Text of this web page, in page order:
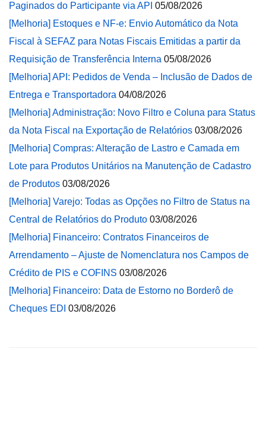
Paginados do Participante via API 05/08/2026
[Melhoria] Estoques e NF-e: Envio Automático da Nota
Fiscal à SEFAZ para Notas Fiscais Emitidas a partir da
Requisição de Transferência Interna 05/08/2026
[Melhoria] API: Pedidos de Venda – Inclusão de Dados de
Entrega e Transportadora 04/08/2026
[Melhoria] Administração: Novo Filtro e Coluna para Status
da Nota Fiscal na Exportação de Relatórios 03/08/2026
[Melhoria] Compras: Alteração de Lastro e Camada em
Lote para Produtos Unitários na Manutenção de Cadastro
de Produtos 03/08/2026
[Melhoria] Varejo: Todas as Opções no Filtro de Status na
Central de Relatórios do Produto 03/08/2026
[Melhoria] Financeiro: Contratos Financeiros de
Arrendamento – Ajuste de Nomenclatura nos Campos de
Crédito de PIS e COFINS 03/08/2026
[Melhoria] Financeiro: Data de Estorno no Borderô de
Cheques EDI 03/08/2026